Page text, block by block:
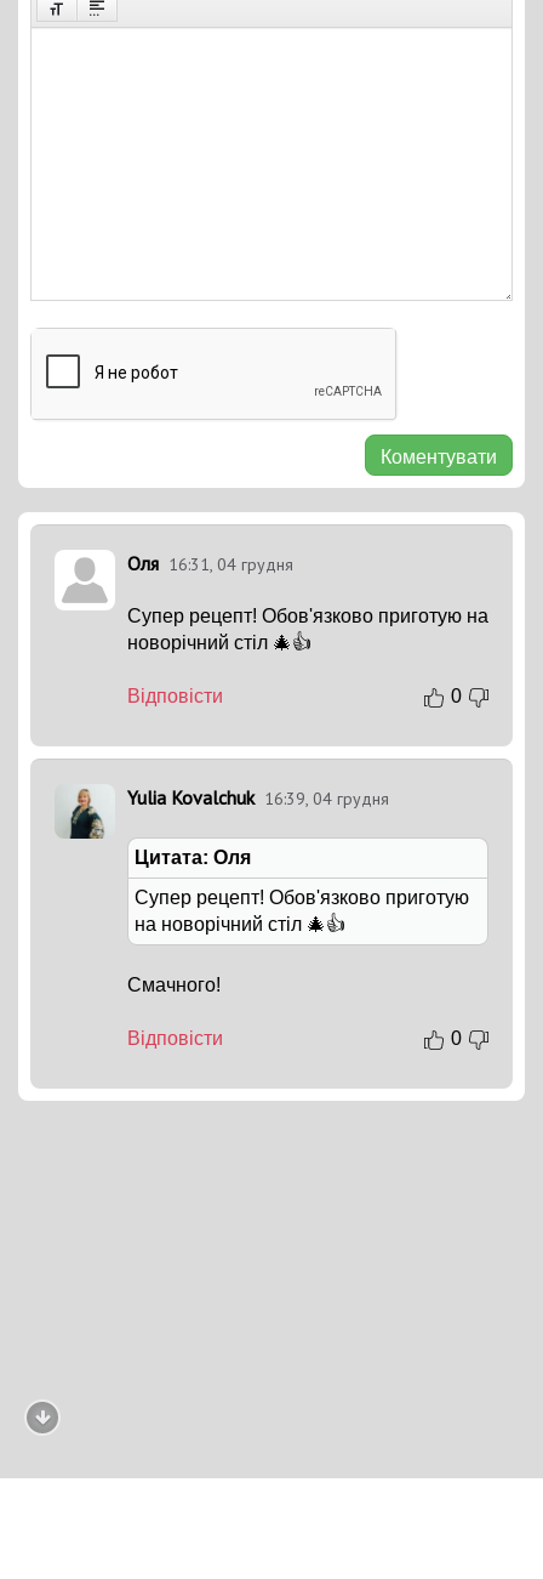
Коментувати
Оля 16:31, 04 грудня
Супер рецепт! Обов'язково приготую на
новорічний стіл 🎄👍
Відповісти 0
Yulia Kovalchuk 16:39, 04 грудня
Цитата: Оля
Супер рецепт! Обов'язково приготую
на новорічний стіл 🎄👍
Смачного!
Відповісти 0